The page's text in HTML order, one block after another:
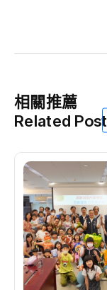
相關推薦
Related Post